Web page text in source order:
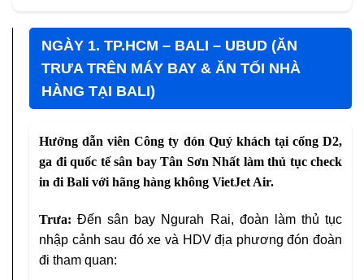
NGÀY 1. TP.HCM – BALI – UBUD (ĂN
TRƯA TRÊN MÁY BAY & ĂN TỐI NHÀ
HÀNG TẠI BALI)
Hướng dẫn viên Công ty đón Quý khách tại cổng D2,
ga đi quốc tế sân bay Tân Sơn Nhất làm thủ tục check
in đi Bali với hãng hàng không VietJet Air.
Trưa: Đến sân bay Ngurah Rai, đoàn làm thủ tục
nhập cảnh sau đó xe và HDV địa phương đón đoàn
đi tham quan: